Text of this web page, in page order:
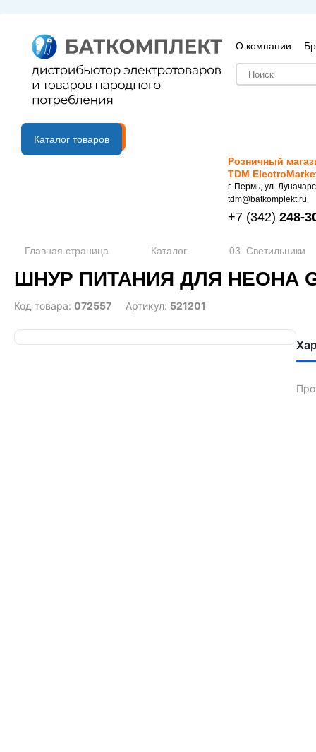
О компании
B2B портал
Каталог товаров
Розничный
TDM
г. Пермь, ул.
tdm@batkomplekt.ru
+7 (342) 248-
Главная страница Каталог 03. Светильники
ШНУР ПИТАНИЯ ДЛЯ НЕОНА
Код товара: 072557 Артикул: 521201